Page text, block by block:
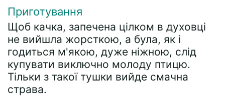
Приготування
Щоб качка, запечена цілком в духовці
не вийшла жорсткою, а була, як і
годиться м'якою, дуже ніжною, слід
купувати виключно молоду птицю.
Тільки з такої тушки вийде смачна
страва.